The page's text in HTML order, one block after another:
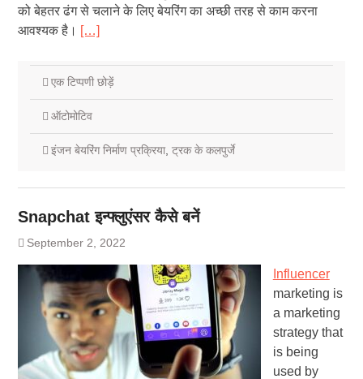
को बेहतर ढंग से चलाने के लिए बेयरिंग का अच्छी तरह से काम करना
आवश्यक है। […]
एक टिप्पणी छोड़ें
ऑटोमोटिव
इंजन बेयरिंग निर्माण प्रक्रिया, ट्रक के कलपुर्जे
Snapchat इन्फ्लुएंसर कैसे बनें
September 2, 2022
Influencer
marketing is
a marketing
strategy that
is being
used by